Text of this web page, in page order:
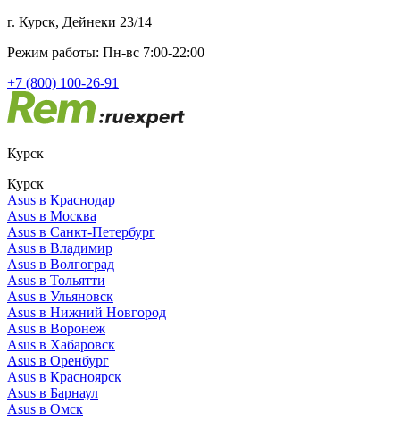
г. Курск, Дейнеки 23/14
Режим работы: Пн-вс 7:00-22:00
+7 (800) 100-26-91
Курск
Курск
Asus в Краснодар
Asus в Москва
Asus в Санкт-Петербург
Asus в Владимир
Asus в Волгоград
Asus в Тольятти
Asus в Ульяновск
Asus в Нижний Новгород
Asus в Воронеж
Asus в Хабаровск
Asus в Оренбург
Asus в Красноярск
Asus в Барнаул
Asus в Омск